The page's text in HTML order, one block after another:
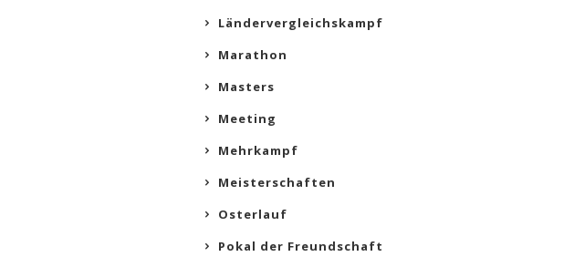
Ländervergleichskampf
Marathon
Masters
Meeting
Mehrkampf
Meisterschaften
Osterlauf
Pokal der Freundschaft